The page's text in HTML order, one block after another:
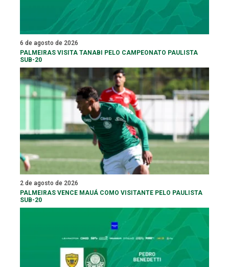
6 de agosto de 2026
PALMEIRAS VISITA TANABI PELO CAMPEONATO PAULISTA
SUB-20
2 de agosto de 2026
PALMEIRAS VENCE MAUÁ COMO VISITANTE PELO PAULISTA
SUB-20